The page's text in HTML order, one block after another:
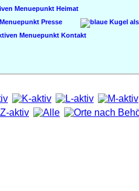
Heimat
Presse
Kontakt